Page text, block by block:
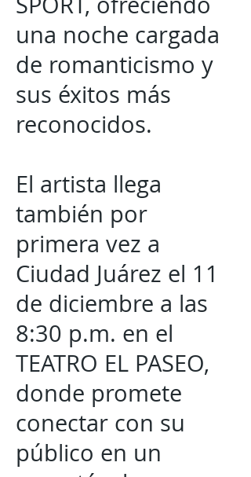
una noche cargada
de romanticismo y
sus éxitos más
reconocidos.
El artista llega
también por
primera vez a
Ciudad Juárez el 11
de diciembre a las
8:30 p.m. en el
TEATRO EL PASEO,
donde promete
conectar con su
público en un